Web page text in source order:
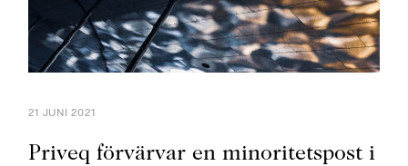
21 JUNI 2021
Priveq förvärvar en minoritetspost i